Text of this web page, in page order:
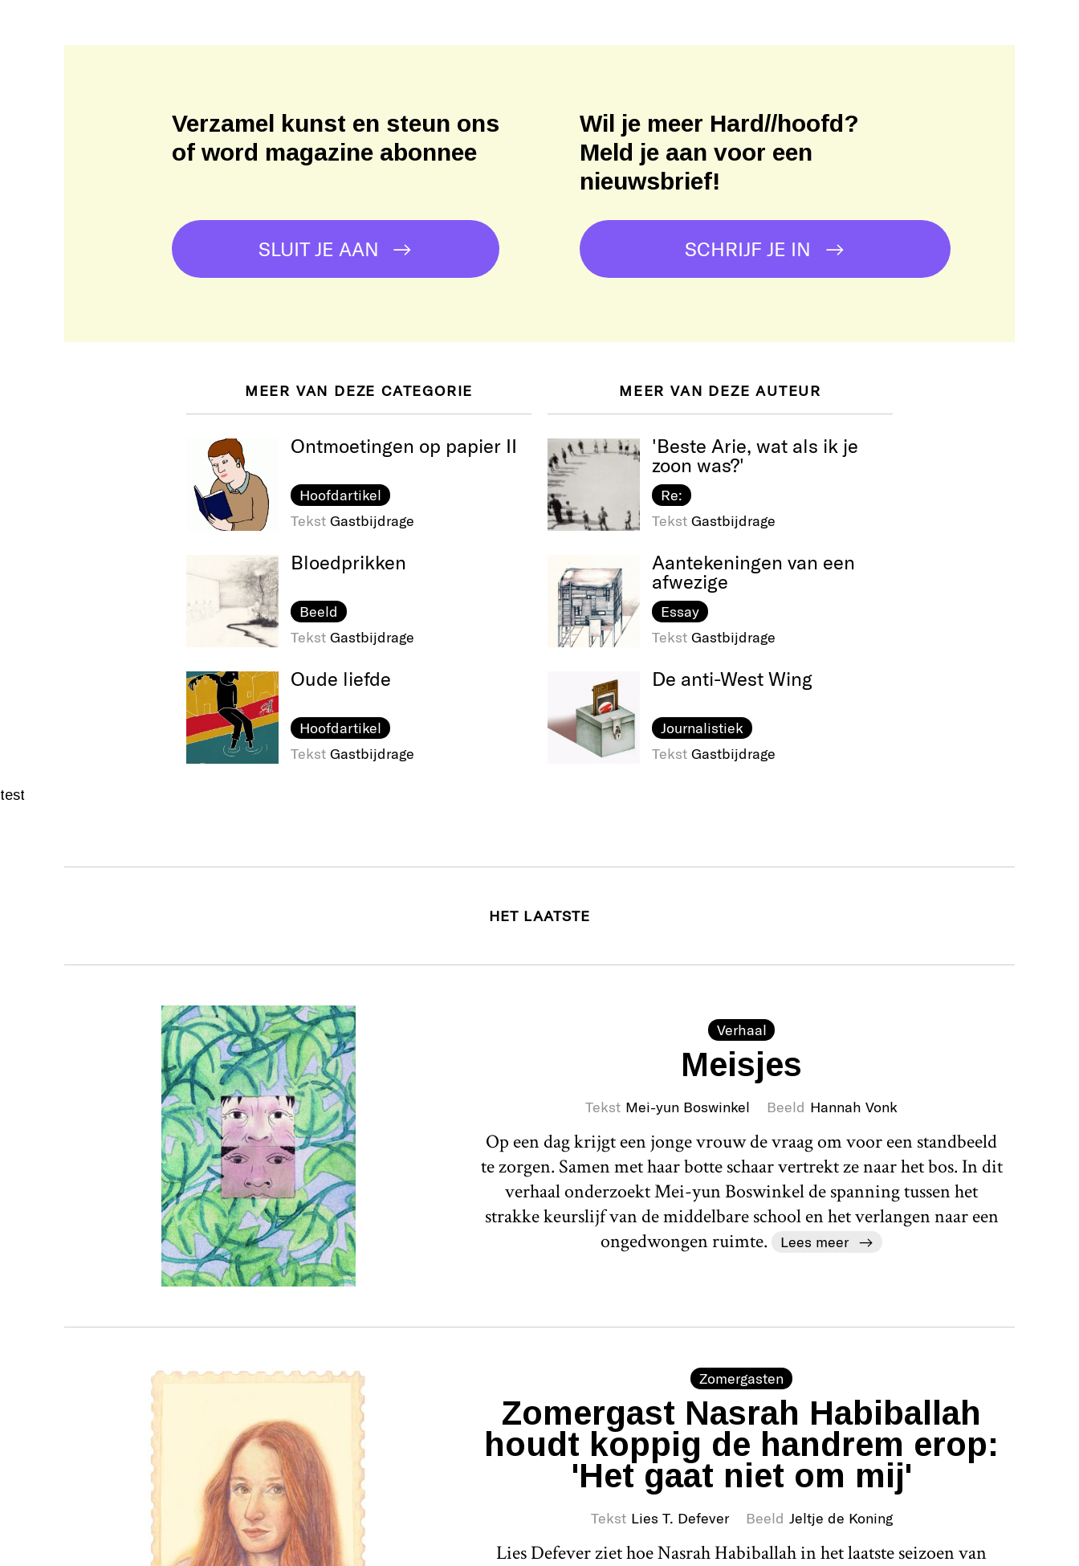
Verzamel kunst en steun ons
of word magazine abonnee
SLUIT JE AAN
Wil je meer Hard//hoofd?
Meld je aan voor een
nieuwsbrief!
SCHRIJF JE IN
MEER VAN DEZE CATEGORIE
Ontmoetingen op papier II
Hoofdartikel
Tekst Gastbijdrage
Bloedprikken
Beeld
Tekst Gastbijdrage
Oude liefde
Hoofdartikel
Tekst Gastbijdrage
MEER VAN DEZE AUTEUR
'Beste Arie, wat als ik je
zoon was?'
Re:
TekstGastbijdrage
Aantekeningen van een
afwezige
Essay
TekstGastbijdrage
De anti-West Wing
Journalistiek
TekstGastbijdrage
test
HET LAATSTE
Verhaal
Meisjes
Tekst Mei-yun Boswinkel Beeld Hannah Vonk
Op een dag krijgt een jonge vrouw de vraag om voor een standbeeld
te zorgen. Samen met haar botte schaar vertrekt ze naar het bos. In dit
verhaal onderzoekt Mei-yun Boswinkel de spanning tussen het
strakke keurslijf van de middelbare school en het verlangen naar een
ongedwongen ruimte.
Lees meer
Zomergasten
Zomergast Nasrah Habiballah
houdt koppig de handrem erop:
'Het gaat niet om mij'
Tekst Lies T. Defever Beeld Jeltje de Koning
Lies Defever ziet hoe Nasrah Habiballah in het laatste seizoen van